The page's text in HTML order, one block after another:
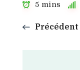
5 mins
Précédent